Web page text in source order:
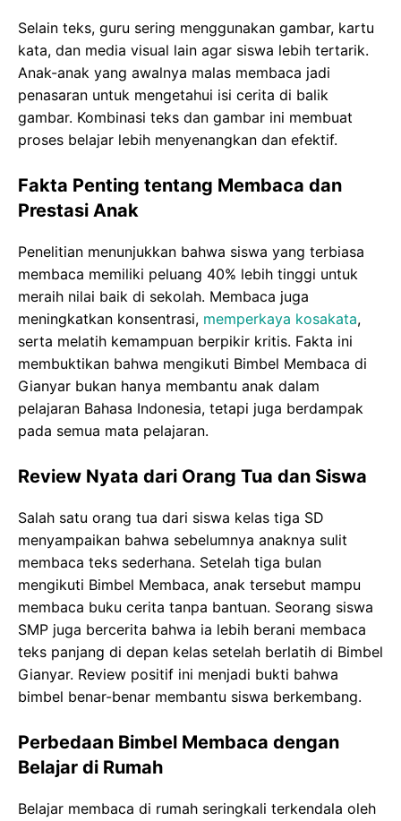
Selain teks, guru sering menggunakan gambar, kartu
kata, dan media visual lain agar siswa lebih tertarik.
Anak-anak yang awalnya malas membaca jadi
penasaran untuk mengetahui isi cerita di balik
gambar. Kombinasi teks dan gambar ini membuat
proses belajar lebih menyenangkan dan efektif.
Fakta Penting tentang Membaca dan
Prestasi Anak
Penelitian menunjukkan bahwa siswa yang terbiasa
membaca memiliki peluang 40% lebih tinggi untuk
meraih nilai baik di sekolah. Membaca juga
meningkatkan konsentrasi, memperkaya kosakata,
serta melatih kemampuan berpikir kritis. Fakta ini
membuktikan bahwa mengikuti Bimbel Membaca di
Gianyar bukan hanya membantu anak dalam
pelajaran Bahasa Indonesia, tetapi juga berdampak
pada semua mata pelajaran.
Review Nyata dari Orang Tua dan Siswa
Salah satu orang tua dari siswa kelas tiga SD
menyampaikan bahwa sebelumnya anaknya sulit
membaca teks sederhana. Setelah tiga bulan
mengikuti Bimbel Membaca, anak tersebut mampu
membaca buku cerita tanpa bantuan. Seorang siswa
SMP juga bercerita bahwa ia lebih berani membaca
teks panjang di depan kelas setelah berlatih di Bimbel
Gianyar. Review positif ini menjadi bukti bahwa
bimbel benar-benar membantu siswa berkembang.
Perbedaan Bimbel Membaca dengan
Belajar di Rumah
Belajar membaca di rumah seringkali terkendala oleh